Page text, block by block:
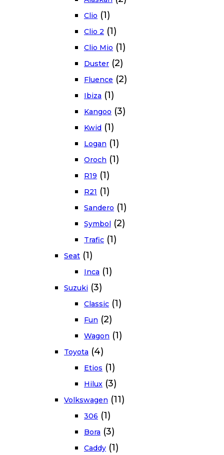
Clio (1)
Clio 2 (1)
Clio Mio (1)
Duster (2)
Fluence (2)
Ibiza (1)
Kangoo (3)
Kwid (1)
Logan (1)
Oroch (1)
R19 (1)
R21 (1)
Sandero (1)
Symbol (2)
Trafic (1)
Seat (1)
Inca (1)
Suzuki (3)
Classic (1)
Fun (2)
Wagon (1)
Toyota (4)
Etios (1)
Hilux (3)
Volkswagen (11)
306 (1)
Bora (3)
Caddy (1)